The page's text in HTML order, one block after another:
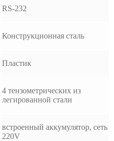
RS-232
Конструкционная сталь
Пластик
4 тензометрических из
легированной стали
встроенный аккумулятор, сеть
220V